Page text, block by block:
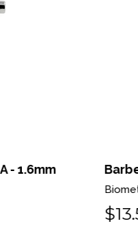
Barbell curvo
$13.500 CLP